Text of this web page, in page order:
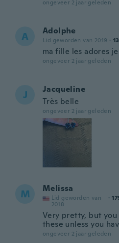
ongeveer 2 jaar geleden
A Adolphe
Lid geworden van 2019 ·
ma fille les adores
ongeveer 2 jaar geleden
J
Jacqueline
Très belle
ongeveer 2 jaar geleden
M Melissa
Lid geworden van
2018
·
Very pretty, but you
these unless you
ongeveer 2 jaar geleden